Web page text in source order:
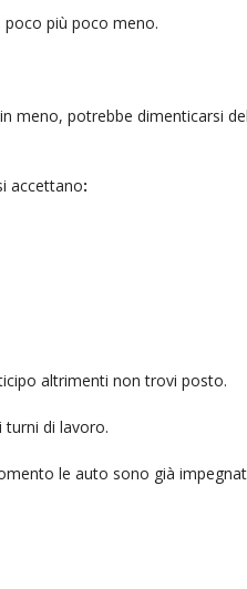
poco più poco meno.
potrebbe dimenticarsi
accettano:
altrimenti non trovi posto.
di lavoro.
le auto sono già